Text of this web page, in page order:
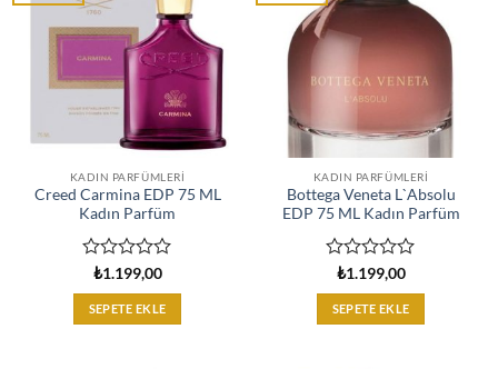
KADIN PARFÜMLERI
Creed Carmina EDP 75 ML
Kadın Parfüm
üzerinden
0
oy
₺1.199,00
SEPETE EKLE
KADIN PARFÜMLERI
Bottega Veneta L`Absolu
EDP 75 ML Kadın Parfüm
üzerinden
0
oy
₺1.199,00
SEPETE EKLE